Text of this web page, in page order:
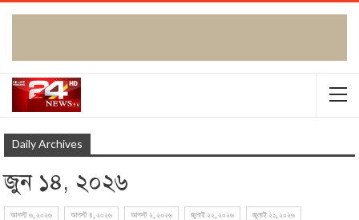
Daily Archives
জুন ১৪, ২০২৬
আগস্ট ৬, ২০২৬ আগস্ট ৪, ২০২৬ আগস্ট ২, ২০২৬ জুলাই ২২, ২০২৬ জুলাই ২১, ২০২৬